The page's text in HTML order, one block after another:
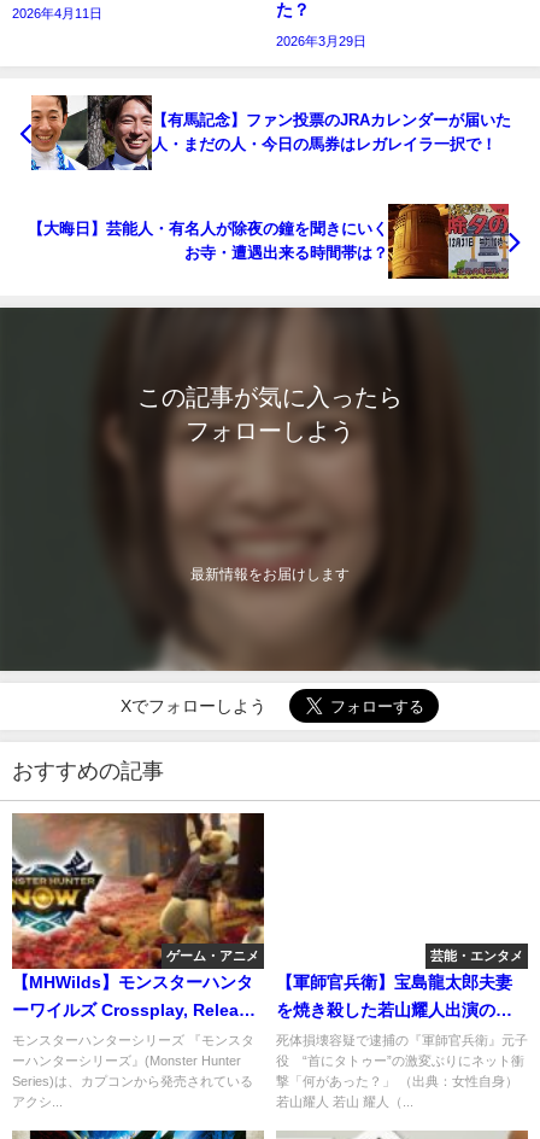
2026年4月11日
た？
2026年3月29日
【有馬記念】ファン投票のJRAカレンダーが届いた
人・まだの人・今日の馬券はレガレイラ一択で！
【大晦日】芸能人・有名人が除夜の鐘を聞きにいく
お寺・遭遇出来る時間帯は？
この記事が気に入ったら
フォローしよう
最新情報をお届けします
Xでフォローしよう
おすすめの記事
ゲーム・アニメ
【MHWilds】モンスターハンタ
ーワイルズ Crossplay, Release
Date,
モンスターハンターシリーズ 『モンスタ
ーハンターシリーズ』(Monster Hunter
Series)は、カプコンから発売されている
アクシ...
芸能・エンタメ
【軍師官兵衛】宝島龍太郎夫妻
を焼き殺した若山耀人出演のド
ラマ配信をNHKは配信継続決
定！
死体損壊容疑で逮捕の『軍師官兵衛』元子
役 “首にタトゥー”の激変ぶりにネット衝
撃「何があった？」 （出典：女性自身）
若山耀人 若山 耀人（...